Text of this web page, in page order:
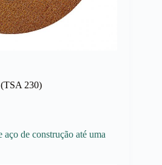
230)
aço de construção até uma